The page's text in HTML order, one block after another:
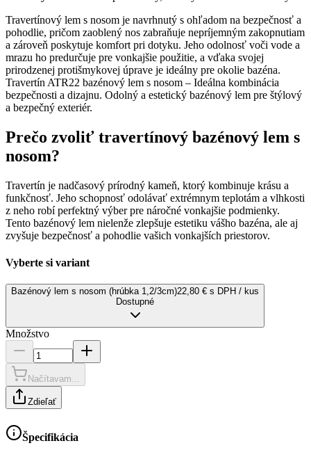
Travertínový lem s nosom je navrhnutý s ohľadom na bezpečnosť a
pohodlie, pričom zaoblený nos zabraňuje nepríjemným zakopnutiam
a zároveň poskytuje komfort pri dotyku. Jeho odolnosť voči vode a
mrazu ho predurčuje pre vonkajšie použitie, a vďaka svojej
prirodzenej protišmykovej úprave je ideálny pre okolie bazéna.
Travertín ATR22 bazénový lem s nosom – Ideálna kombinácia
bezpečnosti a dizajnu. Odolný a estetický bazénový lem pre štýlový
a bezpečný exteriér.
Prečo zvoliť travertínový bazénový lem s
nosom?
Travertín je nadčasový prírodný kameň, ktorý kombinuje krásu a
funkčnosť. Jeho schopnosť odolávať extrémnym teplotám a vlhkosti
z neho robí perfektný výber pre náročné vonkajšie podmienky.
Tento bazénový lem nielenže zlepšuje estetiku vášho bazéna, ale aj
zvyšuje bezpečnosť a pohodlie vašich vonkajších priestorov.
Vyberte si variant
Bazénový lem s nosom (hrúbka 1,2/3cm)22,80 € s DPH / kus
Dostupné
Množstvo
Načítavam...
Zdieľať
Špecifikácia